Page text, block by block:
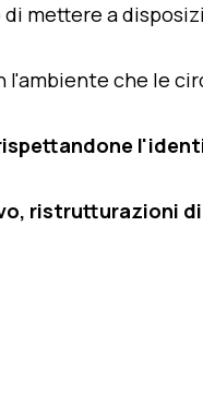
di mettere a
che le
ristrutturazioni